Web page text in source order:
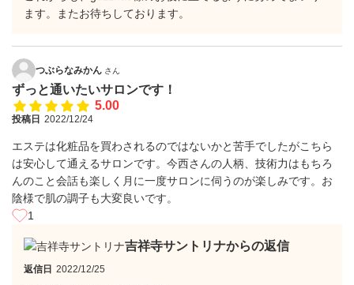
ます。またお待ちしております。
つぶらなみかん さん
ずっと通いたいサロンです！
5.00
投稿日 2022/12/24
エステは化粧品を買わされるのではないかと苦手でしたがこちら
は安心して通えるサロンです。今西さんの人柄、技術力はもちろ
んのこと会話も楽しく月に一度サロンに伺うのが楽しみです。お
陰様で肌の調子も大変良いです。
1
吉祥寺サントリナからの返信
返信日 2022/12/25